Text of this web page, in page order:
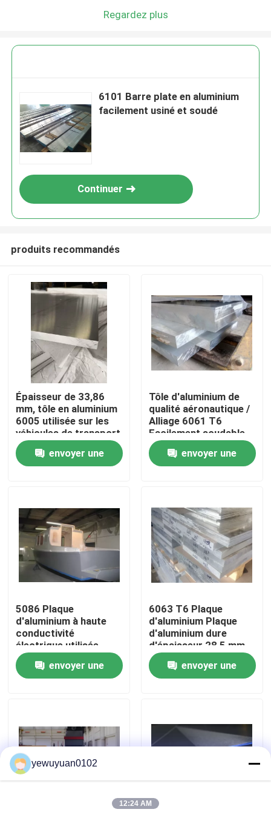
Maison
Vidéos
VR Show
Au sujet de nous
Visite d'usine
Contactez-nous
Nouvelles
Regardez plus
6101 Barre plate en aluminium
facilement usiné et soudé
Continuer
produits recommandés
Épaisseur de 33,86
mm, tôle en aluminium
6005 utilisée sur les
véhicules de transport
envoyer une
Tôle d'aluminium de
qualité aéronautique /
Alliage 6061 T6
Facilement soudable
envoyer une
5086 Plaque
d'aluminium à haute
conductivité
électrique utilisée
dans la construction
navale envoyer une
6063 T6 Plaque
d'aluminium Plaque
d'aluminium dure
d'épaisseur 28,5 mm
envoyer une
yewuyuan0102
12:24 AM